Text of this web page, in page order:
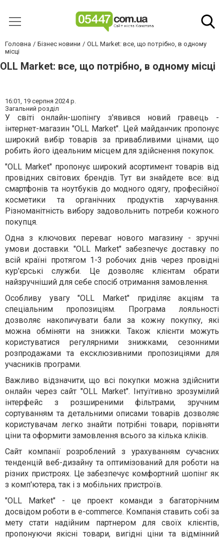
Головна Бізнес новини
OLL Market: все, що потрібно, в одному
місці
OLL Market: все, що потрібно, в одному місці
16:01, 19 серпня 2024 р.
Загальний розділ
У світі онлайн-шопінгу з'явився новий гравець -
інтернет-магазин "OLL Market". Цей майданчик пропонує
широкий вибір товарів за привабливими цінами, що
робить його ідеальним місцем для здійснення покупок.
"OLL Market" пропонує широкий асортимент товарів від
провідних світових брендів. Тут ви знайдете все: від
смартфонів та ноутбуків до модного одягу, професійної
косметики та органічних продуктів харчування.
Різноманітність вибору задовольнить потреби кожного
покупця.
Одна з ключових переваг нового магазину - зручні
умови доставки. "OLL Market" забезпечує доставку по
всій країні протягом 1-3 робочих днів через провідні
кур'єрські служби. Це дозволяє клієнтам обрати
найзручніший для себе спосіб отримання замовлення.
Особливу увагу "OLL Market" приділяє акціям та
спеціальним пропозиціям. Програма лояльності
дозволяє накопичувати бали за кожну покупку, які
можна обміняти на знижки. Також клієнти можуть
користуватися регулярними знижками, сезонними
розпродажами та ексклюзивними пропозиціями для
учасників програми.
Важливо відзначити, що всі покупки можна здійснити
онлайн через сайт "OLL Market". Інтуїтивно зрозумілий
інтерфейс з розширеними фільтрами, зручним
сортуванням та детальними описами товарів дозволяє
користувачам легко знайти потрібні товари, порівняти
ціни та оформити замовлення всього за кілька кліків.
Сайт компанії розроблений з урахуванням сучасних
тенденцій веб-дизайну та оптимізований для роботи на
різних пристроях. Це забезпечує комфортний шопінг як
з комп'ютера, так і з мобільних пристроїв.
"OLL Market" - це проект команди з багаторічним
досвідом роботи в e-commerce. Компанія ставить собі за
мету стати надійним партнером для своїх клієнтів,
пропонуючи якісні товари, вигідні ціни та відмінний